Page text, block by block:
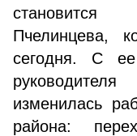
Пчелинцева,
сегодня. С
изменилась
района: